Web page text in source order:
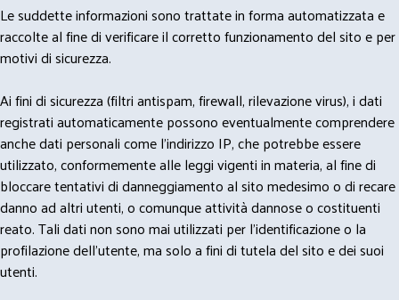
Le suddette informazioni sono trattate in forma automatizzata e
raccolte al fine di verificare il corretto funzionamento del sito e per
motivi di sicurezza.
Ai fini di sicurezza (filtri antispam, firewall, rilevazione virus), i dati
registrati automaticamente possono eventualmente comprendere
anche dati personali come l'indirizzo IP, che potrebbe essere
utilizzato, conformemente alle leggi vigenti in materia, al fine di
bloccare tentativi di danneggiamento al sito medesimo o di recare
danno ad altri utenti, o comunque attività dannose o costituenti
reato. Tali dati non sono mai utilizzati per l'identificazione o la
profilazione dell'utente, ma solo a fini di tutela del sito e dei suoi
utenti.